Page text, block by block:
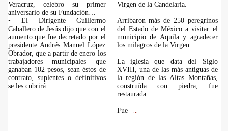
Veracruz, celebro su primer
aniversario de su Fundación…
• El Dirigente Guillermo
Caballero de Jesús dijo que con el
aumento que fue decretado por el
presidente Andrés Manuel López
Obrador, que a partir de enero los
trabajadores municipales que
ganaban 102 pesos, sean éstos de
contrato, suplentes o definitivos
se les cubrirá
Virgen de la Candelaria.
Arribaron más de 250 peregrinos
del Estado de México a visitar el
municipio de Aquila y agradecer
los milagros de la Virgen.
La iglesia que data del Siglo
XVIII, una de las más antiguas de
la región de las Altas Montañas,
construída con piedra, fue
restaurada.
Fue